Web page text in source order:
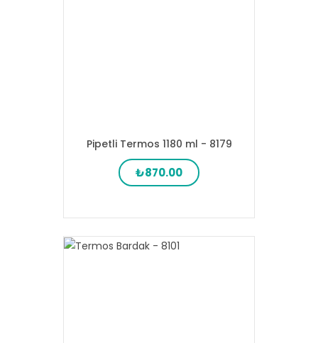
Pipetli Termos 1180 ml - 8179
₺870.00